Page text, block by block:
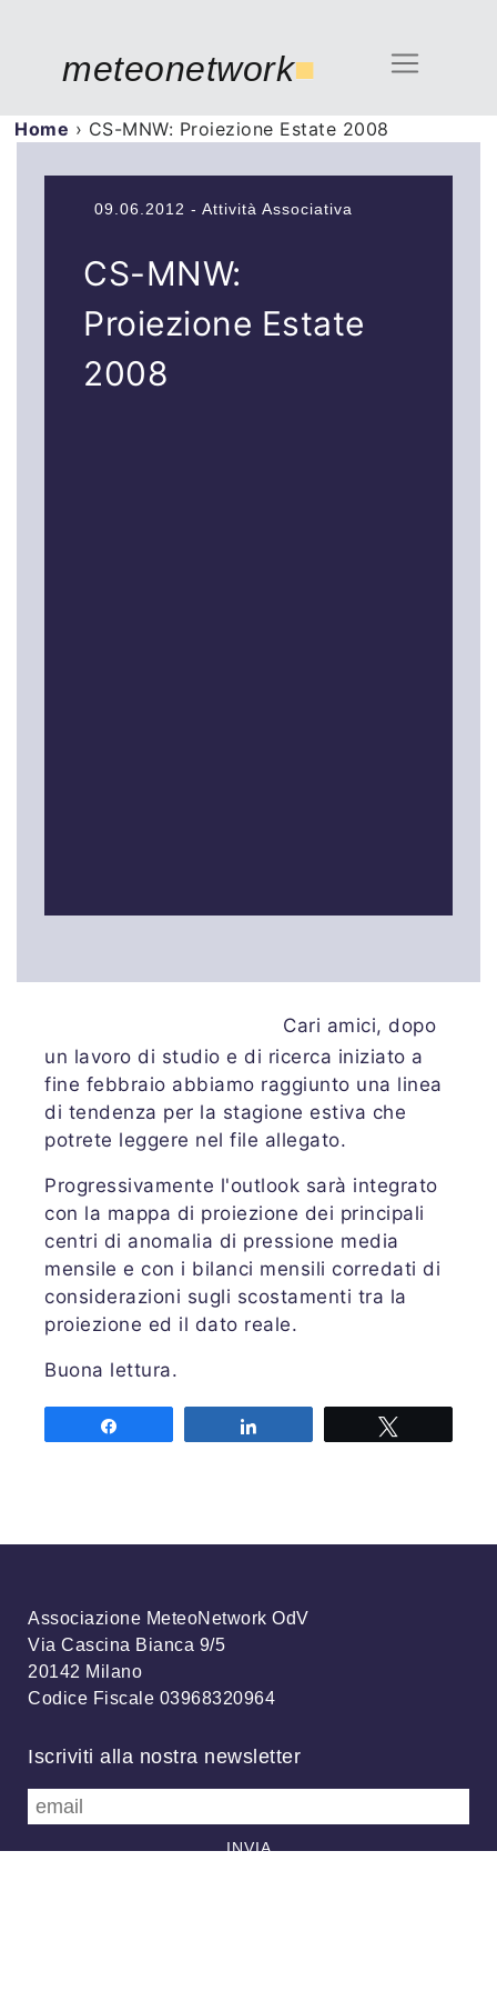
meteonetwork■
Home › CS-MNW: Proiezione Estate 2008
09.06.2012 - Attività Associativa
CS-MNW:
Proiezione Estate
2008
Cari amici, dopo
un lavoro di studio e di ricerca iniziato a
fine febbraio abbiamo raggiunto una linea
di tendenza per la stagione estiva che
potrete leggere nel file allegato.
Progressivamente l'outlook sarà integrato
con la mappa di proiezione dei principali
centri di anomalia di pressione media
mensile e con i bilanci mensili corredati di
considerazioni sugli scostamenti tra la
proiezione ed il dato reale.
Buona lettura.
Associazione MeteoNetwork OdV
Via Cascina Bianca 9/5
20142 Milano
Codice Fiscale 03968320964
Iscriviti alla nostra newsletter